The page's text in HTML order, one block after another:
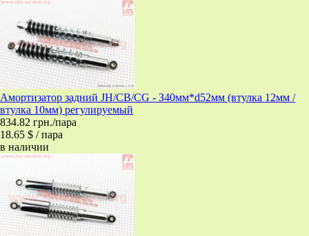
Амортизатор задний JH/CB/CG - З40мм*d52мм (втулка 12мм /
втулка 10мм) регулируемый
834.82 грн./пара
18.65 $ / пара
в наличии